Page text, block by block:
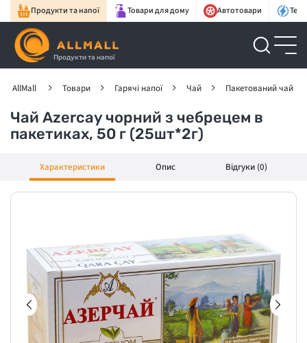
Продукти та напої Товари для дому Автотовари
Продукти та напої
AllMall Товари Гарячі напої Чай Пакетований чай
Чай Azercay чорний з чебрецем в
пакетиках, 50 г (25шт*2г)
Характеристики Опис Відгуки (0)